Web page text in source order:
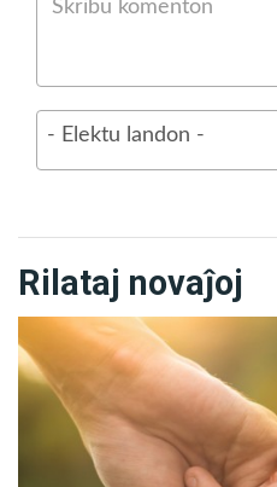
1) Miaj Gefratoj, en la
Legianoj de la Bona Volo
2) Ni estas favoratoj de la
pere de la vibradoj kun la
Fortoj de la Bono,
venigu malprofiton al la
3) Tenu viajn korojn en
- Elektu landon -
Rilataj novaĵoj